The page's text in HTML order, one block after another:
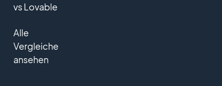
vs Lovable
Alle
Vergleiche
ansehen